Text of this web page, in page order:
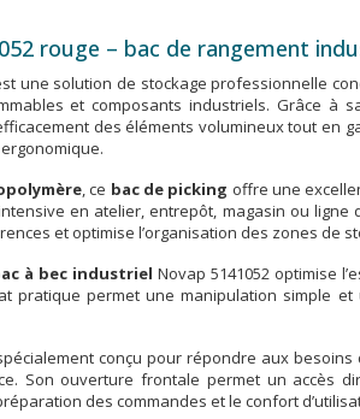
rouge – bac de rangement
une solution de stockage professionnelle
et composants industriels. Grâce à
des éléments volumineux tout en
, ce bac de picking offre une
en atelier, entrepôt, magasin ou ligne
et optimise l’organisation des zones de
à bec industriel Novap 5141052 optimise
pratique permet une manipulation simple
conçu pour répondre aux
Son ouverture frontale permet un accès
des commandes et le confort